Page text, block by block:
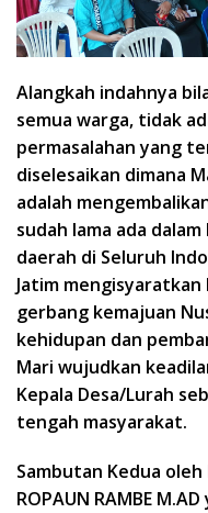
Alangkah indahnya
semua warga, tidak
permasalahan yang
diselesaikan dimana
adalah
sudah lama ada
daerah di Seluruh
Jatim mengisyaratkan
gerbang kemajuan
kehidupan dan
Mari wujudkan
Kepala Desa/Lurah
tengah masyarakat.
Sambutan Kedua oleh
ROPAUN RAMBE